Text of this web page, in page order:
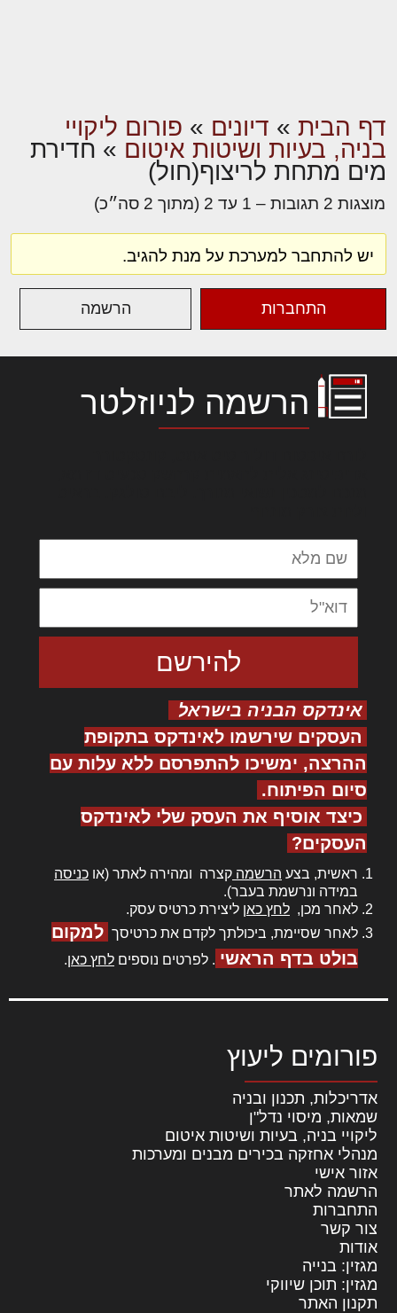
דף הבית » דיונים » פורום ליקויי
בניה, בעיות ושיטות איטום » חדירת
מים מתחת לריצוף(חול)
מוצגות 2 תגובות – 1 עד 2 (מתוך 2 סה״כ)
יש להתחבר למערכת על מנת להגיב.
התחברות הרשמה
הרשמה לניוזלטר
אינדקס הבניה בישראל
העסקים שירשמו לאינדקס בתקופת
ההרצה, ימשיכו להתפרסם ללא עלות עם
סיום הפיתוח.
כיצד אוסיף את העסק שלי לאינדקס
העסקים?
ראשית, בצע הרשמה קצרה ומהירה לאתר (או כניסה
במידה ונרשמת בעבר).
לאחר מכן, לחץ כאן ליצירת כרטיס עסק.
לאחר שסיימת, ביכולתך לקדם את כרטיסך למקום
בולט בדף הראשי . לפרטים נוספים לחץ כאן.
פורומים ליעוץ
אדריכלות, תכנון ובניה
שמאות, מיסוי נדל"ן
ליקויי בניה, בעיות ושיטות איטום
מנהלי אחזקה בכירים מבנים ומערכות
אזור אישי
הרשמה לאתר
התחברות
צור קשר
אודות
מגזין: בנייה
מגזין: תוכן שיווקי
תקנון האתר